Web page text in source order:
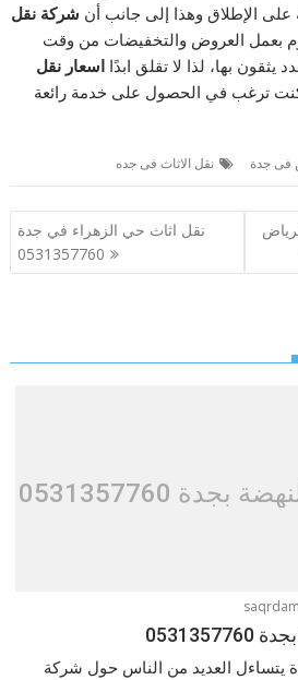
على الإطلاق وهذا إلى جانب أن شركة نقل
بعمل العروض والتخفيضات من وقت
بها، لذا لا تقلق ابدًااسعار نقل
كنت ترغب في الحصول على خدمة رائعة
فى جدة نقل الاثاث فى جده
نقل اثاث حي الزهراء في جدة
0531357760
0531357760
العديد من الناس حول شركة